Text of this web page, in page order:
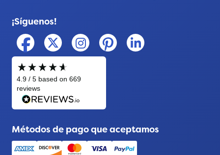
Policía
¡Síguenos!
Métodos de pago que aceptamos